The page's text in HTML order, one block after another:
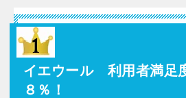
イエウール 利用者満足
８％！